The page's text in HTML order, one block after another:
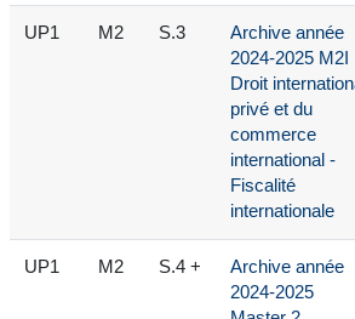
UP1 M2 S.3
Archive année
2024-2025 M2I
Droit
privé et du
commerce
international -
Fiscalité
internationale
UP1 M2 S.4 +
Archive année
2024-2025